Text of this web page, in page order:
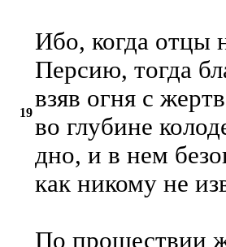
19
Ибо, когда отцы
Персию, тогда
взяв огня с
во глубине
дно, и в нем
как никому не
По прошествии